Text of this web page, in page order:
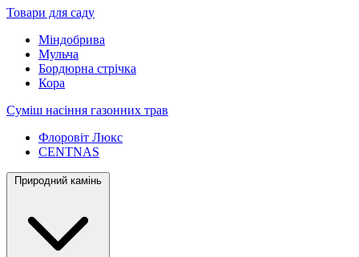
Товари для саду
Міндобрива
Мульча
Бордюрна стрічка
Кора
Суміш насіння газонних трав
Флоровіт Люкс
СENTNAS
Природний камінь